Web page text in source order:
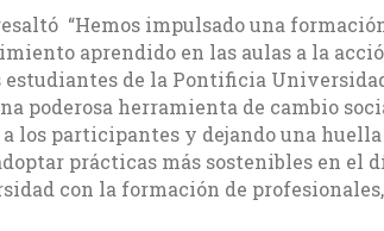
“Hemos impulsado una
aprendido en las aulas a la
estudiantes de la Pontificia
poderosa herramienta de cambio
los participantes y dejando una
prácticas más sostenibles en el
con la formación de